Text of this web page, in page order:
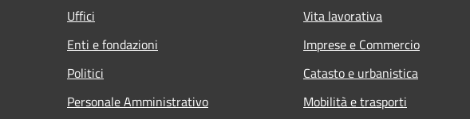
Uffici
Enti e fondazioni
Politici
Personale Amministrativo
Vita lavorativa
Imprese e Commercio
Catasto e urbanistica
Mobilità e trasporti